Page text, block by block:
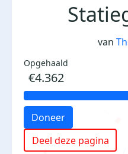
van
Opgehaald
€4.362
Doneer
Deel deze pagina